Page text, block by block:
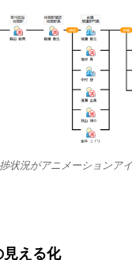
状況がアニメーションア
見える化